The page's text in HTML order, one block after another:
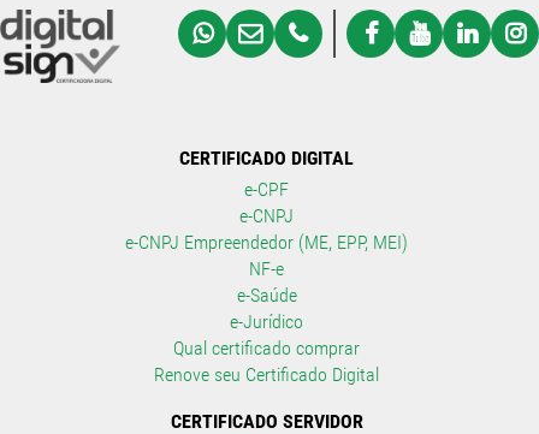
CERTIFICADO DIGITAL
e-CPF
e-CNPJ
e-CNPJ Empreendedor (ME, EPP, MEI)
NF-e
e-Saúde
e-Jurídico
Qual certificado comprar
Renove seu Certificado Digital
CERTIFICADO SERVIDOR